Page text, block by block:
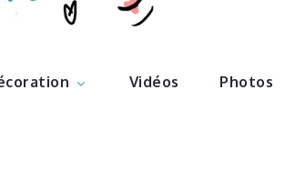
– le
Vidéos Photos